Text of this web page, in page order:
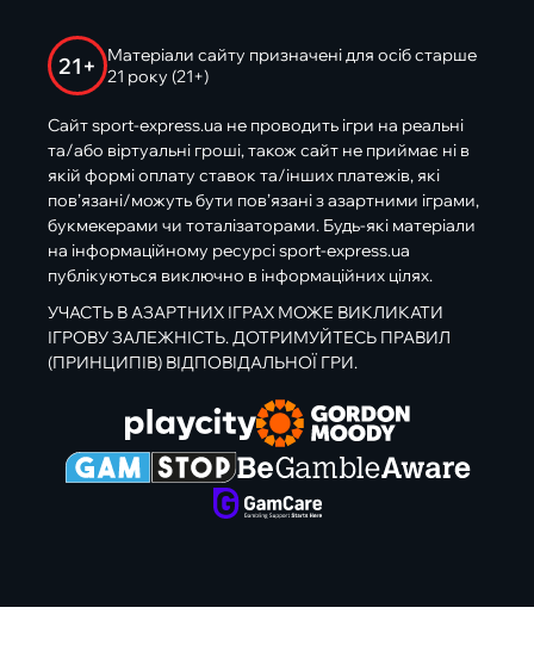
21+
Матеріали сайту призначені для осіб старше
21 року (21+)
Сайт sport-express.ua не проводить ігри на реальні
та/або віртуальні гроші, також сайт не приймає ні в
якій формі оплату ставок та/інших платежів, які
пов’язані/можуть бути пов’язані з азартними іграми,
букмекерами чи тоталізаторами. Будь-які матеріали
на інформаційному ресурсі sport-express.ua
публікуються виключно в інформаційних цілях.
УЧАСТЬ В АЗАРТНИХ ІГРАХ МОЖЕ ВИКЛИКАТИ
ІГРОВУ ЗАЛЕЖНІСТЬ. ДОТРИМУЙТЕСЬ ПРАВИЛ
(ПРИНЦИПІВ) ВІДПОВІДАЛЬНОЇ ГРИ.